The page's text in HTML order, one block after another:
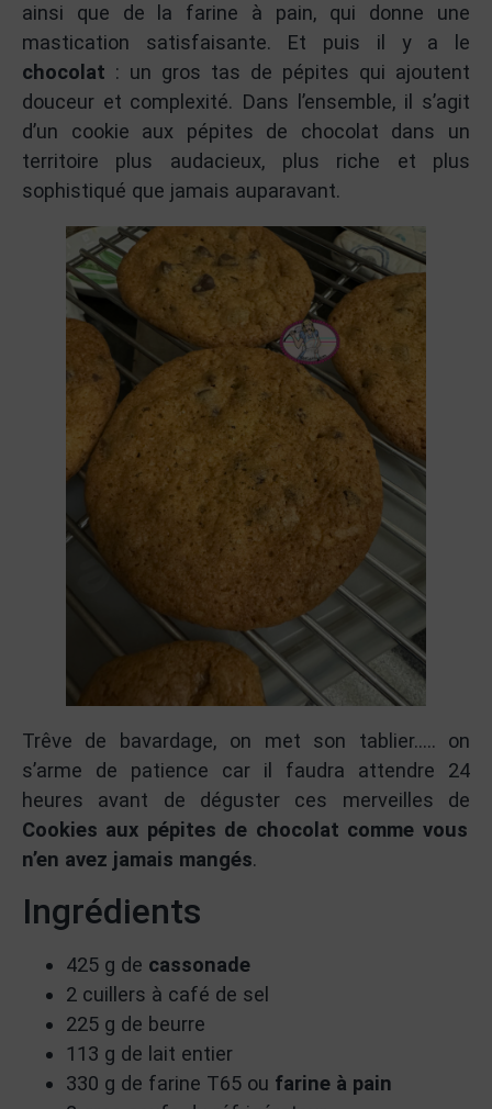
ainsi que de la farine à pain, qui donne une
mastication satisfaisante. Et puis il y a le
chocolat : un gros tas de pépites qui ajoutent
douceur et complexité. Dans l’ensemble, il s’agit
d’un cookie aux pépites de chocolat dans un
territoire plus audacieux, plus riche et plus
sophistiqué que jamais auparavant.
Trêve de bavardage, on met son tablier….. on
s’arme de patience car il faudra attendre 24
heures avant de déguster ces merveilles de
Cookies aux pépites de chocolat comme vous
n’en avez jamais mangés.
Ingrédients
425 g de cassonade
2 cuillers à café de sel
225 g de beurre
113 g de lait entier
330 g de farine T65 ou farine à pain